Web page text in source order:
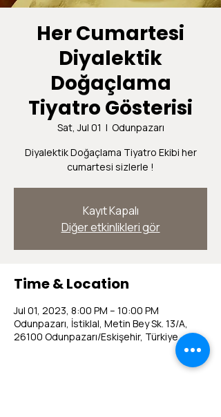
Her Cumartesi
Diyalektik
Doğaçlama
Tiyatro Gösterisi
Sat, Jul 01
  |
Odunpazarı
Diyalektik Doğaçlama Tiyatro Ekibi her
cumartesi sizlerle !
Kayıt Kapalı
Diğer etkinlikleri gör
Time & Location
Jul 01, 2023, 8:00 PM – 10:00 PM
Odunpazarı, İstiklal, Metin Bey Sk. 13/A,
26100 Odunpazarı/Eskişehir, Türkiye